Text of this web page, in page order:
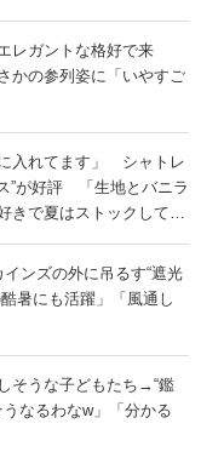
レガントな格好で来
の参列姿に「いやすご
入れてます」 シャトレ
”が好評 「生地とバニラ
きで夏はストックして
ンズの外に吊るす“遮光
暑にも活躍」「風通し
そうな子どもたち→“鑑
なるわなw」「分かる